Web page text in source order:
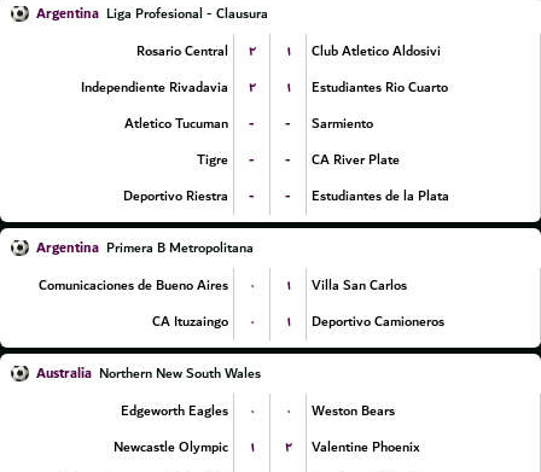
Argentina Liga Profesional - Clausura
Rosario Central
۲ ۱
Club Atletico Aldosivi
Independiente Rivadavia
۲ ۱
Estudiantes Rio Cuarto
Atletico Tucuman
- -
Sarmiento
Tigre
- -
CA River Plate
Deportivo Riestra
- - Estudiantes de la Plata
Argentina Primera B Metropolitana
Comunicaciones de Bueno Aires
۰ ۱
Villa San Carlos
CA Ituzaingo
۰ ۱ Deportivo Camioneros
Australia Northern New South Wales
Edgeworth Eagles
۰ ۰
Weston Bears
Newcastle Olympic
۱ ۲
Valentine Phoenix